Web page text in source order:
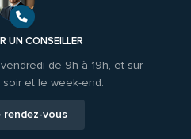
UN CONSEILLER
de 9h à 19h, et sur
et le week-end.
rendez-vous